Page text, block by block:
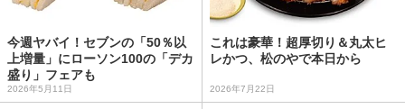
今週ヤバイ！セブンの「50％以
上増量」にローソン100の「デカ
盛り」フェアも
2026年5月11日
これは豪華！超厚切り＆丸太ヒ
レかつ、松のやで本日から
2026年7月22日